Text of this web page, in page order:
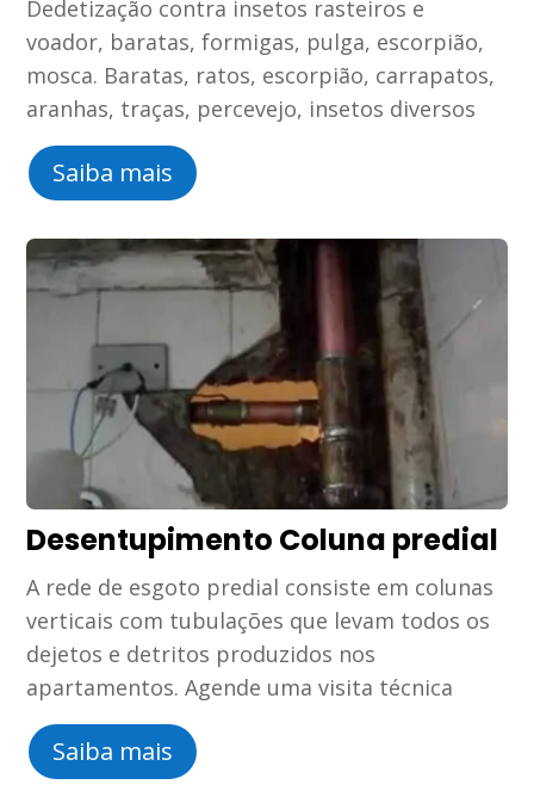
Dedetização contra insetos rasteiros e
voador, baratas, formigas, pulga, escorpião,
mosca. Baratas, ratos, escorpião, carrapatos,
aranhas, traças, percevejo, insetos diversos
Saiba mais
Desentupimento Coluna predial
A rede de esgoto predial consiste em colunas
verticais com tubulações que levam todos os
dejetos e detritos produzidos nos
apartamentos. Agende uma visita técnica
Saiba mais